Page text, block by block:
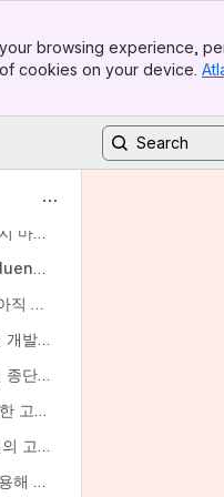
browsing experience,
cookies on your device.
CLOUD-6999의 괴상한 2레벨 서브도메인 접근
아이폰을 절대로 잃어버리지 마세요
External Share for Confluence 사용기
기계가 쓴 책을 살 필요는 아직 없어요
기획자 입장에서 본 언리얼 개발환경의 변화
왜 그 사용자는 마스토돈에 종단간 암호화가 중요하다고 말했을까
트위터의 2FA 유료화는 약한 고리를 노린 정책
벽돌의 운명이 예정된 물건의 고가전략
클라우드플레어 터널을 사용해 컨플루언스 클라우드에 커스텀 도메인 설정